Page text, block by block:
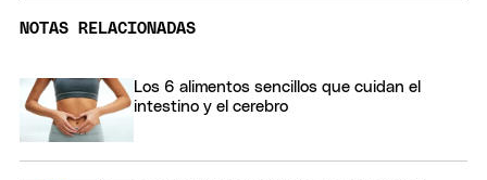
NOTAS RELACIONADAS
Los 6 alimentos sencillos que cuidan el
intestino y el cerebro